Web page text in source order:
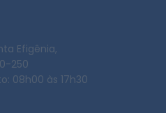
Efigênia,
250
08h00 às 17h30